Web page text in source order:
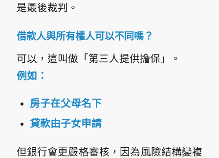
是最後裁判。
借款人與所有權人可以不同嗎？
可以，這叫做「第三人提供擔保」。
例如：
房子在父母名下
貸款由子女申請
但銀行會更嚴格審核，因為風險結構變複